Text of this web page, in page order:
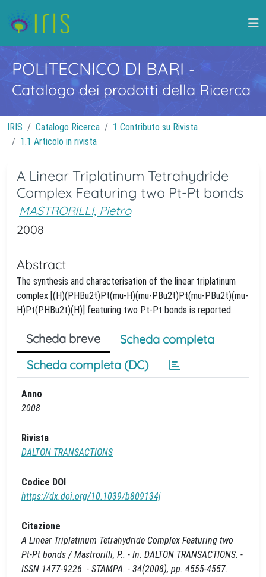
POLITECNICO DI BARI -
Catalogo dei prodotti della Ricerca
IRIS Catalogo Ricerca
1 Contributo su Rivista
1.1 Articolo in rivista
A Linear Triplatinum Tetrahydride
Complex Featuring two Pt-Pt bonds
MASTRORILLI, Pietro
2008
Abstract
The synthesis and characterisation of the linear triplatinum
complex [(H)(PHBu2t)Pt(mu-H)(mu-PBu2t)Pt(mu-PBu2t)(mu-
H)Pt(PHBu2t)(H)] featuring two Pt-Pt bonds is reported.
Scheda breve
Scheda completa
Scheda completa (DC)
Anno
2008
Rivista
DALTON TRANSACTIONS
Codice DOI
https://dx.doi.org/10.1039/b809134j
Citazione
A Linear Triplatinum Tetrahydride Complex Featuring two
Pt-Pt bonds / Mastrorilli, P.. - In: DALTON TRANSACTIONS. -
ISSN 1477-9226. - STAMPA. - 34(2008), pp. 4555-4557.